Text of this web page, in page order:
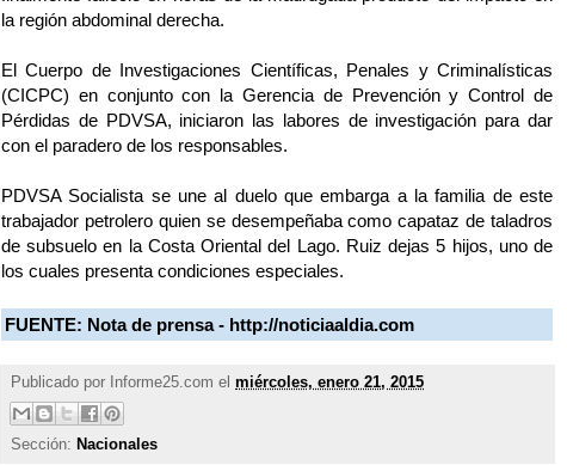
la región abdominal derecha.
El Cuerpo de Investigaciones Científicas, Penales y Criminalísticas
(CICPC) en conjunto con la Gerencia de Prevención y Control de
Pérdidas de PDVSA, iniciaron las labores de investigación para dar
con el paradero de los responsables.
PDVSA Socialista se une al duelo que embarga a la familia de este
trabajador petrolero quien se desempeñaba como capataz de taladros
de subsuelo en la Costa Oriental del Lago. Ruiz dejas 5 hijos, uno de
los cuales presenta condiciones especiales.
FUENTE: Nota de prensa - http://noticiaaldia.com
Publicado por Informe25.com el miércoles, enero 21, 2015
Sección: Nacionales